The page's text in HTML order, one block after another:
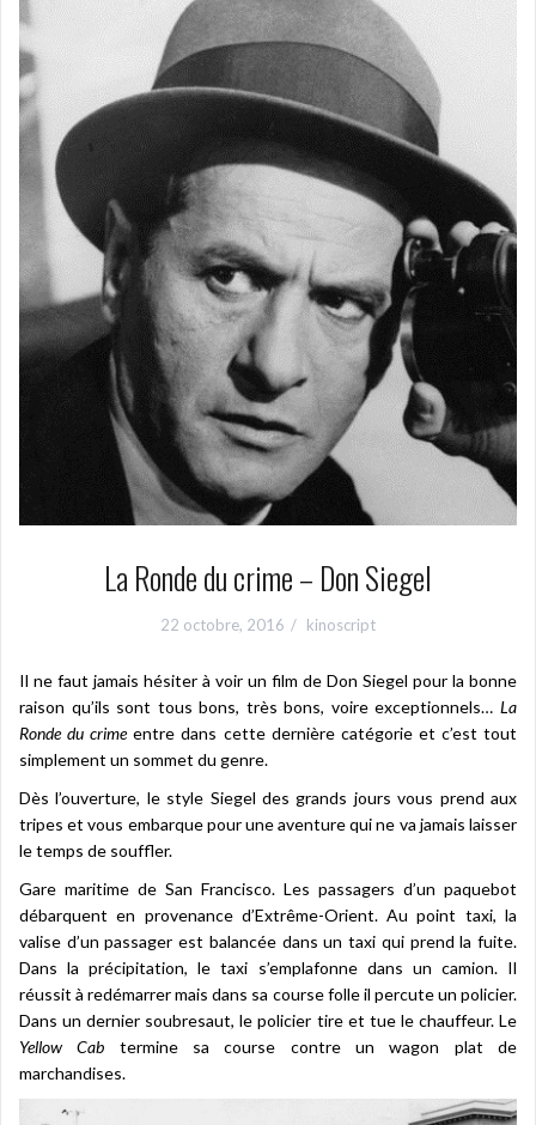
La Ronde du crime – Don Siegel
22 octobre, 2016 kinoscript
Il ne faut jamais hésiter à voir un film de Don Siegel pour la bonne
raison qu’ils sont tous bons, très bons, voire exceptionnels… La
Ronde du crimeentre dans cette dernière catégorie et c’est tout
simplement un sommet du genre.
Dès l’ouverture, le style Siegel des grands jours vous prend aux
tripes et vous embarque pour une aventure qui ne va jamais laisser
le temps de souffler.
Gare maritime de San Francisco. Les passagers d’un paquebot
débarquent en provenance d’Extrême-Orient. Au point taxi, la
valise d’un passager est balancée dans un taxi qui prend la fuite.
Dans la précipitation, le taxi s’emplafonne dans un camion. Il
réussit à redémarrer mais dans sa course folle il percute un policier.
Dans un dernier soubresaut, le policier tire et tue le chauffeur. Le
Yellow Cab termine sa course contre un wagon plat de
marchandises.